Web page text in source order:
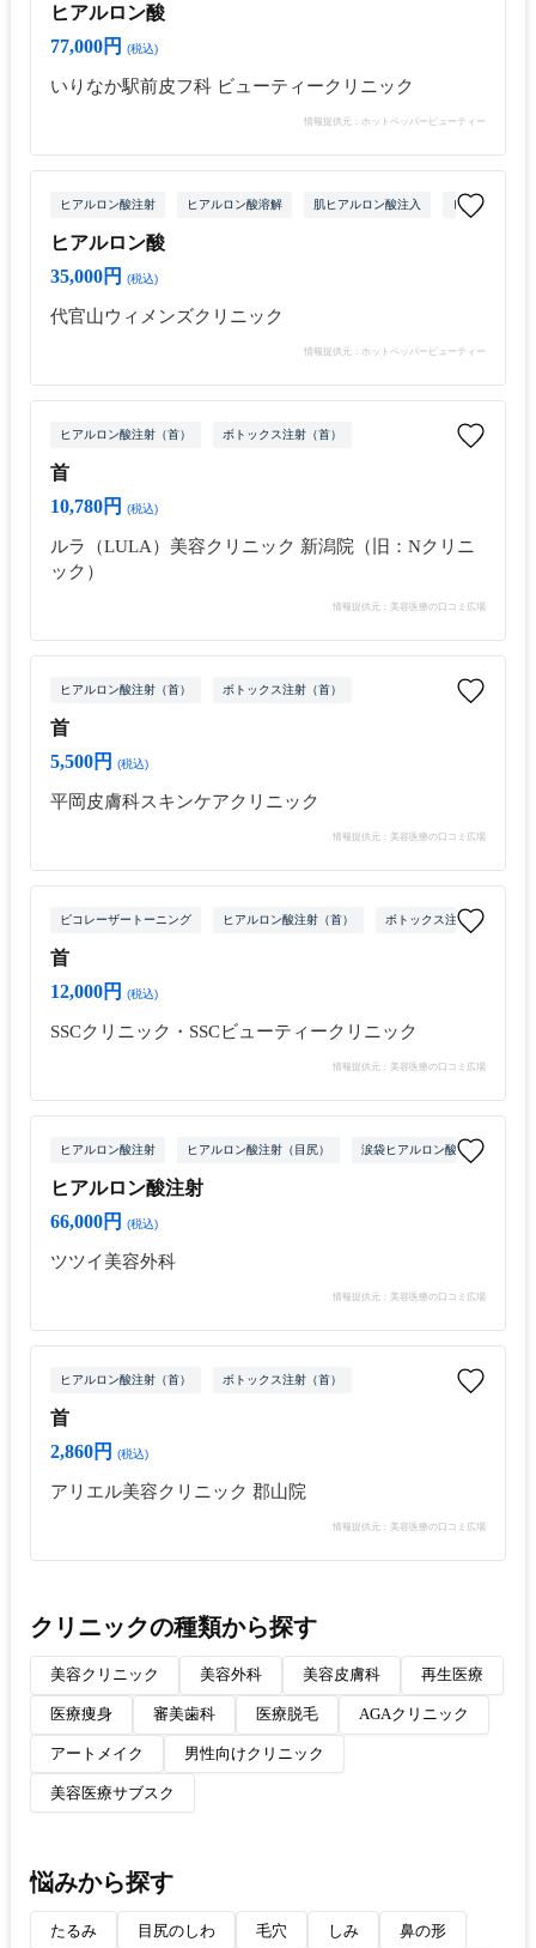
ヒアルロン酸
77,000円
(税込)
いりなか駅前皮フ科 ビューティークリニック
情報提供元：ホットペッパービューティー
ヒアルロン酸注射 ヒアルロン酸溶解 肌ヒアルロン酸注入 ヒアルロン酸
ヒアルロン酸
35,000円
(税込)
代官山ウィメンズクリニック
情報提供元：ホットペッパービューティー
ヒアルロン酸注射（首） ボトックス注射（首）
首
10,780円
(税込)
ルラ（LULA）美容クリニック 新潟院（旧：Nクリニ
ック）
情報提供元：美容医療の口コミ広場
ヒアルロン酸注射（首） ボトックス注射（首）
首
5,500円
(税込)
平岡皮膚科スキンケアクリニック
情報提供元：美容医療の口コミ広場
ピコレーザートーニング ヒアルロン酸注射（首） ボトックス注射（首）
首
12,000円
(税込)
SSCクリニック・SSCビューティークリニック
情報提供元：美容医療の口コミ広場
ヒアルロン酸注射 ヒアルロン酸注射（目尻） 涙袋ヒアルロン酸注射
ヒアルロン酸注射
66,000円
(税込)
ツツイ美容外科
情報提供元：美容医療の口コミ広場
ヒアルロン酸注射（首） ボトックス注射（首）
首
2,860円
(税込)
アリエル美容クリニック 郡山院
情報提供元：美容医療の口コミ広場
クリニックの種類から探す
美容クリニック 美容外科 美容皮膚科 再生医療
医療痩身 審美歯科 医療脱毛 AGAクリニック
アートメイク 男性向けクリニック
美容医療サブスク
悩みから探す
たるみ 目尻のしわ 毛穴 しみ 鼻の形